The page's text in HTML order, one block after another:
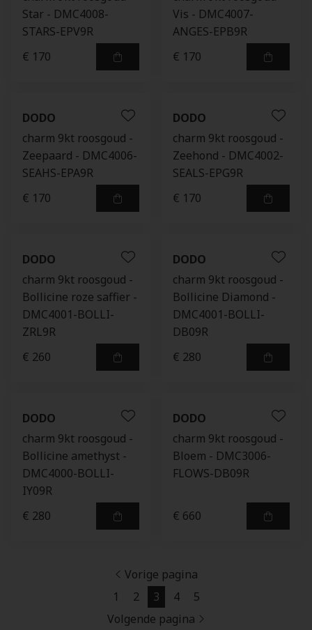
Star - DMC4008-
STARS-EPV9R
€ 170
Vis - DMC4007-
ANGES-EPB9R
€ 170
DODO
charm 9kt roosgoud -
Zeepaard - DMC4006-
SEAHS-EPA9R
€ 170
DODO
charm 9kt roosgoud -
Zeehond - DMC4002-
SEALS-EPG9R
€ 170
DODO
charm 9kt roosgoud -
Bollicine roze saffier -
DMC4001-BOLLI-
ZRL9R
€ 260
DODO
charm 9kt roosgoud -
Bollicine Diamond -
DMC4001-BOLLI-
DB09R
€ 280
DODO
charm 9kt roosgoud -
Bollicine amethyst -
DMC4000-BOLLI-
IY09R
€ 280
DODO
charm 9kt roosgoud -
Bloem - DMC3006-
FLOWS-DB09R
€ 660
Vorige pagina
1
2 3 4
5
Volgende pagina